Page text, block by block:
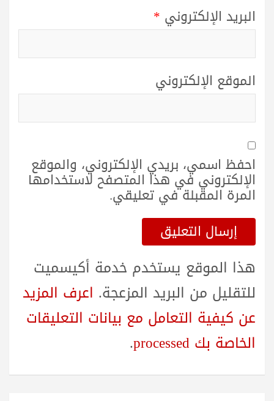
البريد الإلكتروني *
الموقع الإلكتروني
احفظ اسمي، بريدي الإلكتروني، والموقع
الإلكتروني في هذا المتصفح لاستخدامها
المرة المقبلة في تعليقي.
هذا الموقع يستخدم خدمة أكيسميت
للتقليل من البريد المزعجة. اعرف المزيد
عن كيفية التعامل مع بيانات التعليقات
الخاصة بك processed
.